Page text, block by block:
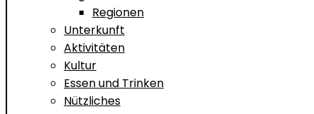
Regionen
Unterkunft
Aktivitäten
Kultur
Essen und Trinken
Nützliches